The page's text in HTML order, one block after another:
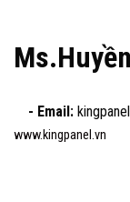
- Email:
www.kingpanel.vn